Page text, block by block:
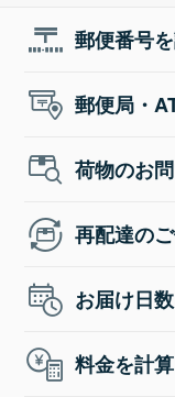
郵便番号
郵便局・
荷物のお
再配達の
お届け日
料金を計